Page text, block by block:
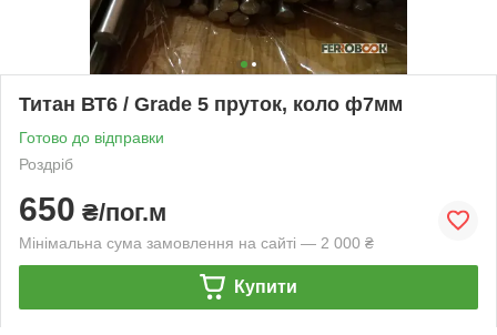
Титан ВТ6 / Grade 5 пруток, коло ф7мм
Готово до відправки
Роздріб
650 ₴/пог.м
Мінімальна сума замовлення на сайті — 2 000 ₴
Купити